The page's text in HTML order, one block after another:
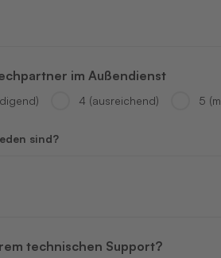
im Außendienst
4 (ausreichend) 5
sind?
technischen Support?